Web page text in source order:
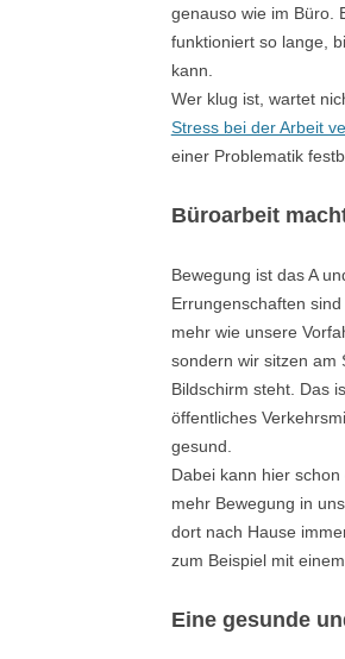
genauso wie im Büro.
funktioniert so lange,
kann.
Wer klug ist, wartet
Stress bei der Arbeit
einer Problematik
Büroarbeit
Bewegung ist das A
Errungenschaften
mehr wie unsere
sondern wir sitzen am
Bildschirm steht. Das
öffentliches
gesund.
Dabei kann hier
mehr Bewegung in
dort nach Hause
zum Beispiel mit
Eine gesunde